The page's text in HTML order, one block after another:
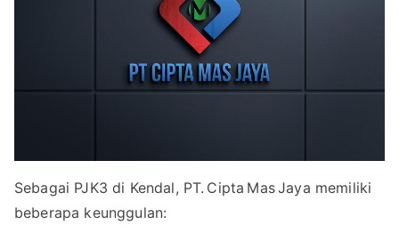
Sebagai PJK3 di Kendal, PT. Cipta Mas Jaya memiliki
beberapa keunggulan: